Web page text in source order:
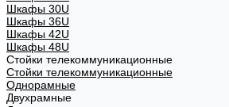
Шкафы 30U
Шкафы 36U
Шкафы 42U
Шкафы 48U
Стойки телекоммуникационные
Стойки телекоммуникационные
Однорамные
Двухрамные